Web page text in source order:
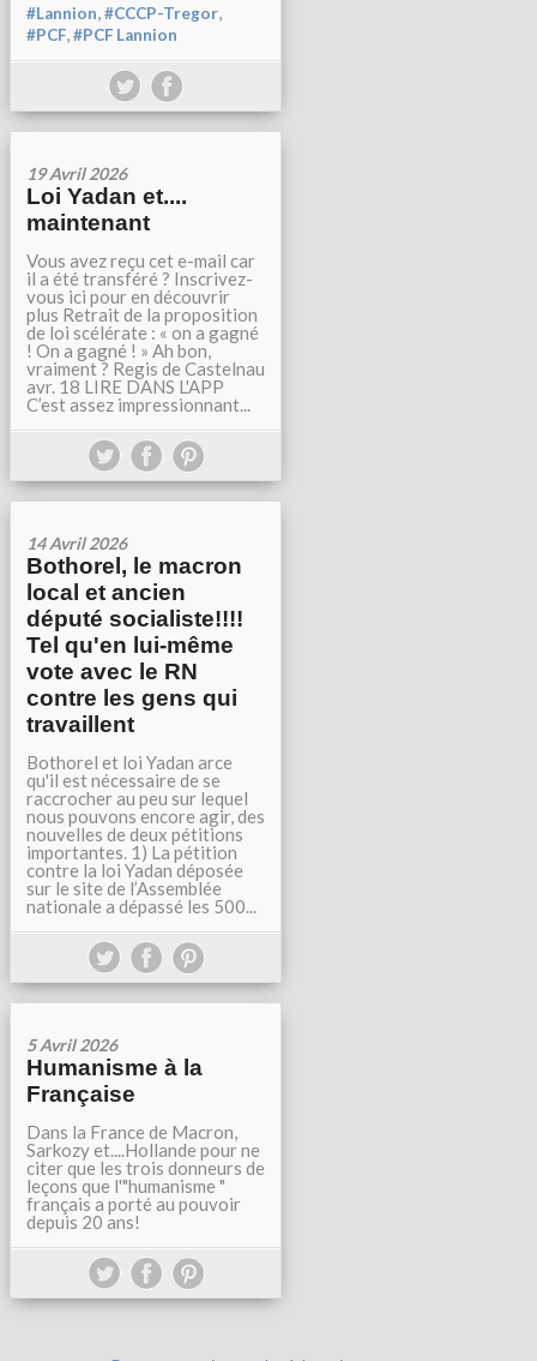
#Lannion,#CCCP-Tregor,
#PCF,#PCF Lannion
19 Avril 2026
Loi Yadan et....
maintenant
Vous avez reçu cet e-mail car
il a été transféré ? Inscrivez-
vous ici pour en découvrir
plus Retrait de la proposition
de loi scélérate : « on a gagné
! On a gagné ! » Ah bon,
vraiment ? Regis de Castelnau
avr. 18 LIRE DANS L'APP
C’est assez impressionnant...
14 Avril 2026
Bothorel, le macron
local et ancien
député socialiste!!!!
Tel qu'en lui-même
vote avec le RN
contre les gens qui
travaillent
Bothorel et loi Yadan arce
qu'il est nécessaire de se
raccrocher au peu sur lequel
nous pouvons encore agir, des
nouvelles de deux pétitions
importantes. 1) La pétition
contre la loi Yadan déposée
sur le site de l’Assemblée
nationale a dépassé les 500...
5 Avril 2026
Humanisme à la
Française
Dans la France de Macron,
Sarkozy et....Hollande pour ne
citer que les trois donneurs de
leçons que l'"humanisme "
français a porté au pouvoir
depuis 20 ans!